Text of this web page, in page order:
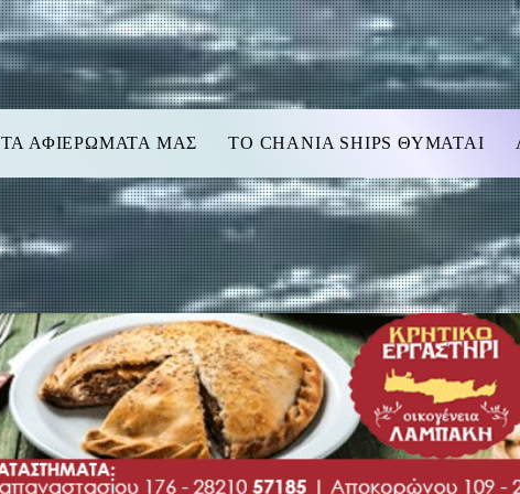
ΤΑ ΑΦΙΕΡΩΜΑΤΑ ΜΑΣ TO CHANIA SHIPS ΘΥΜΑΤΑΙ